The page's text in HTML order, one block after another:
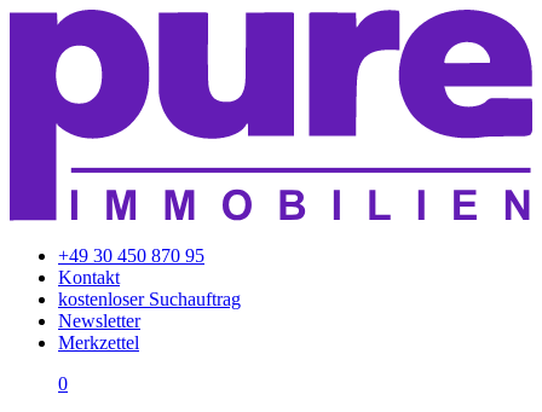
+49 30 450 870 95
Kontakt
kostenloser Suchauftrag
Newsletter
Merkzettel
0